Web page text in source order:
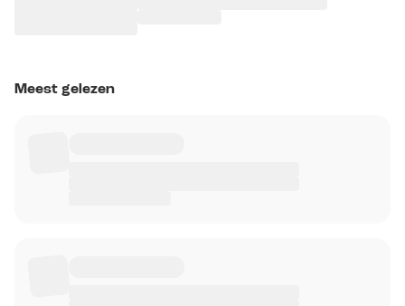
Meest gelezen